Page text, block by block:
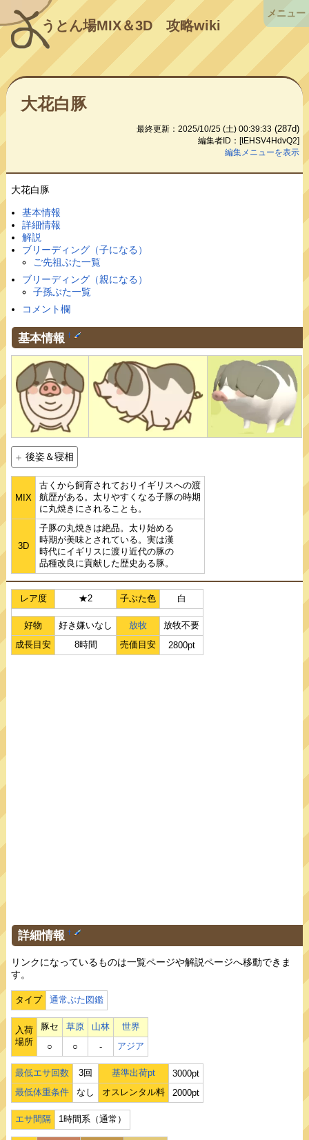
うとん場MIX＆3D攻略wiki
大花白豚
最終更新：2025/10/25 (土) 00:39:33 (287d)
編集者ID：[tEHSV4HdvQ2]
編集メニューを表示
大花白豚
基本情報
詳細情報
解説
ブリーディング（子になる）
ご先祖ぶた一覧
ブリーディング（親になる）
子孫ぶた一覧
コメント欄
基本情報 †
後姿＆寝相
MIX
古くから飼育されておりイギリスへの渡
航歴がある。太りやすくなる子豚の時期
に丸焼きにされることも。
3D
子豚の丸焼きは絶品。太り始める
時期が美味とされている。実は漢
時代にイギリスに渡り近代の豚の
品種改良に貢献した歴史ある豚。
レア度 ★2 子ぶた色 白
好物 好き嫌いなし 放牧
放牧不要
成長目安
8時間 売価目安 2800pt
詳細情報 †
リンクになっているものは一覧ページや解説ページへ移動できま
す。
タイプ 通常ぶた図鑑
入荷
場所
豚セ 草原 山林
世界
○
○ ‐ アジア
最低エサ回数 3回 基準出荷pt
3000pt
最低体重条件
なし オスレンタル料 2000pt
エサ間隔 1時間系（通常）
メニュー